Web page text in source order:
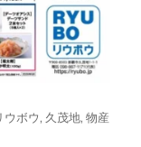
ウボウ, 久茂地,物産